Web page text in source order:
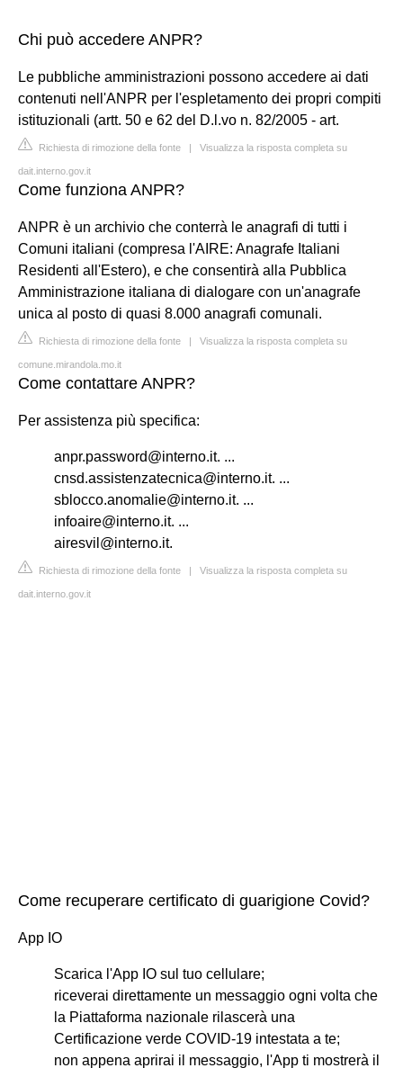
Chi può accedere ANPR?
Le pubbliche amministrazioni possono accedere ai dati
contenuti nell'ANPR per l'espletamento dei propri compiti
istituzionali (artt. 50 e 62 del D.l.vo n. 82/2005 - art.
Richiesta di rimozione della fonte | Visualizza la risposta completa su
dait.interno.gov.it
Come funziona ANPR?
ANPR è un archivio che conterrà le anagrafi di tutti i
Comuni italiani (compresa l'AIRE: Anagrafe Italiani
Residenti all'Estero), e che consentirà alla Pubblica
Amministrazione italiana di dialogare con un'anagrafe
unica al posto di quasi 8.000 anagrafi comunali.
Richiesta di rimozione della fonte | Visualizza la risposta completa su
comune.mirandola.mo.it
Come contattare ANPR?
Per assistenza più specifica:
anpr.password@interno.it. ...
cnsd.assistenzatecnica@interno.it. ...
sblocco.anomalie@interno.it. ...
infoaire@interno.it. ...
airesvil@interno.it.
Richiesta di rimozione della fonte | Visualizza la risposta completa su
dait.interno.gov.it
Come recuperare certificato di guarigione Covid?
App IO
Scarica l'App IO sul tuo cellulare;
riceverai direttamente un messaggio ogni volta che
la Piattaforma nazionale rilascerà una
Certificazione verde COVID-19 intestata a te;
non appena aprirai il messaggio, l'App ti mostrerà il